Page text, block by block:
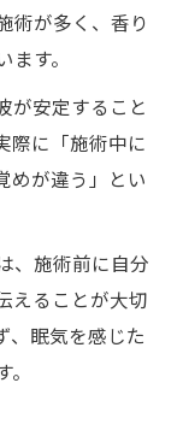
術が多く、香り
す。
が安定すること
際に「施術中に
めが違う」とい
、施術前に自分
えることが大切
、眠気を感じた